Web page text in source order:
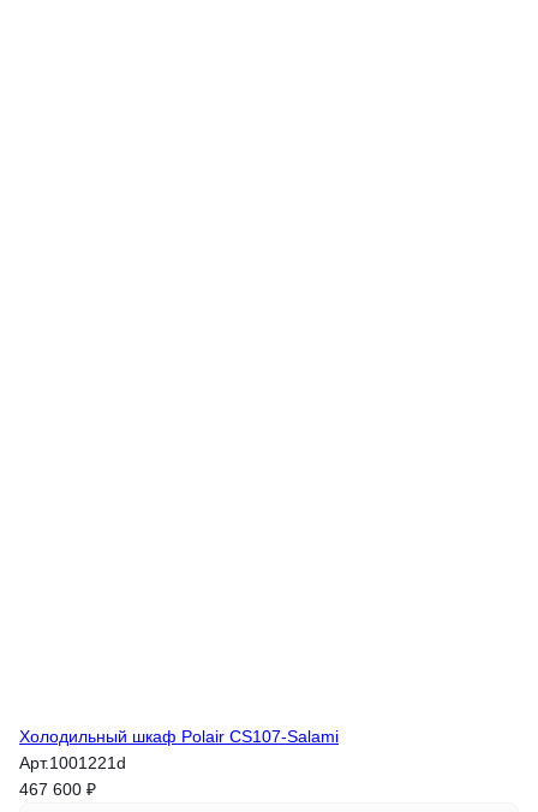
Холодильный шкаф Polair CS107-Salami
Арт.1001221d
467 600 ₽